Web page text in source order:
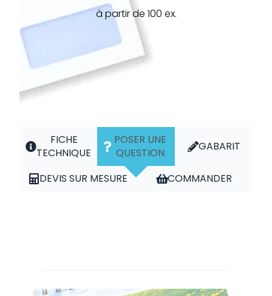
à partir de 100 ex.
FICHE
TECHNIQUE
POSER UNE
QUESTION
GABARIT
DEVIS SUR MESURE COMMANDER